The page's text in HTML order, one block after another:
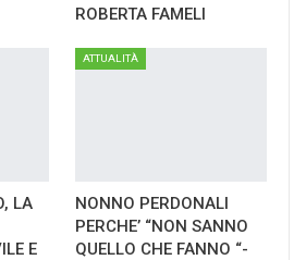
ROBERTA FAMELI
LA
E
ATTUALITÀ
NONNO PERDONALI
PERCHE’ “NON SANNO
QUELLO CHE FANNO “-